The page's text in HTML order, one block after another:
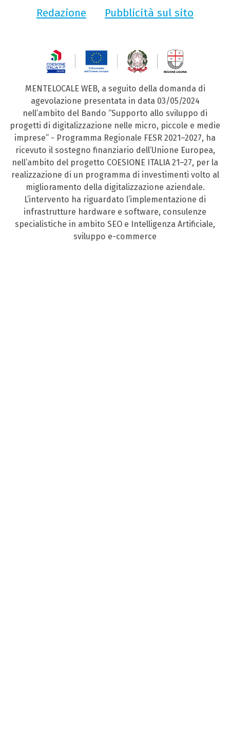
Redazione
Pubblicità sul sito
MENTELOCALE WEB, a seguito della domanda di
agevolazione presentata in data 03/05/2024
nell’ambito del Bando “Supporto allo sviluppo di
progetti di digitalizzazione nelle micro, piccole e medie
imprese” - Programma Regionale FESR 2021–2027, ha
ricevuto il sostegno finanziario dell’Unione Europea,
nell’ambito del progetto COESIONE ITALIA 21–27, per la
realizzazione di un programma di investimenti volto al
miglioramento della digitalizzazione aziendale.
L’intervento ha riguardato l’implementazione di
infrastrutture hardware e software, consulenze
specialistiche in ambito SEO e Intelligenza Artificiale,
sviluppo e-commerce